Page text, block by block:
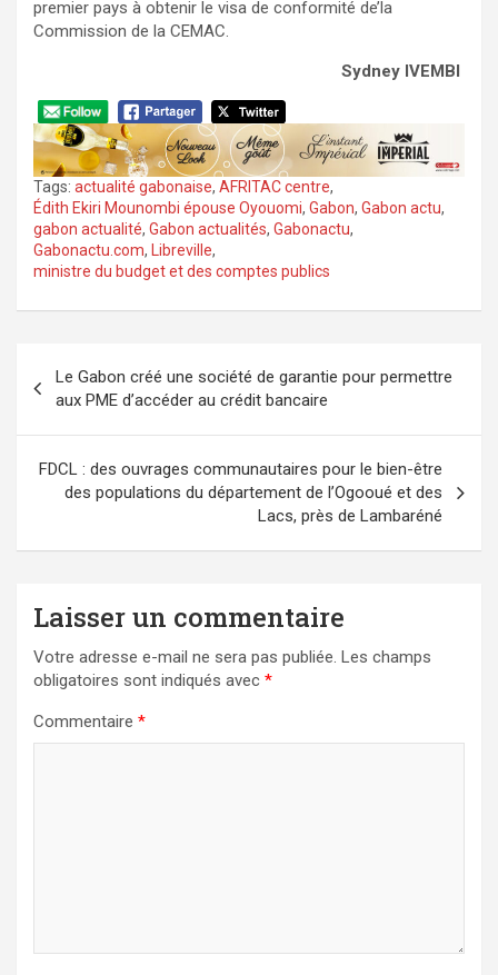
premier pays à obtenir le visa de conformité de’la
Commission de la CEMAC.
Sydney IVEMBI
Tags: actualité gabonaise, AFRITAC centre,
Édith Ekiri Mounombi épouse Oyouomi, Gabon, Gabon actu,
gabon actualité, Gabon actualités, Gabonactu,
Gabonactu.com, Libreville,
ministre du budget et des comptes publics
de
l’article
Le Gabon créé une société de garantie pour permettre
aux PME d’accéder au crédit bancaire
FDCL : des ouvrages communautaires pour le bien-être
des populations du département de l’Ogooué et des
Lacs, près de Lambaréné
Laisser un commentaire
Votre adresse e-mail ne sera pas publiée. Les champs
obligatoires sont indiqués avec *
Commentaire *